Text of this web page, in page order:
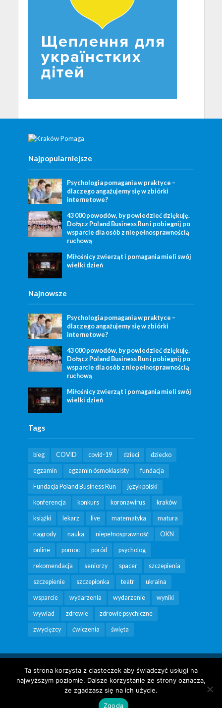
Najpopularniejsze
Psychologia pomagania w praktyce –
dlaczego angażujemy się w zbiórki
internetowe?
43 000 powodów, by powiedzieć dziękuję.
Dołącz Poland Business Run i pobiegnij po
wsparcie dla osób z niepełnosprawnością
ruchową
Miłośnicy zwierząt i pomagania mieli swój
wielki dzień
Najnowsze
Psychologia pomagania w praktyce –
dlaczego angażujemy się w zbiórki
internetowe?
43 000 powodów, by powiedzieć dziękuję.
Dołącz Poland Business Run i pobiegnij po
wsparcie dla osób z niepełnosprawnością
ruchową
Miłośnicy zwierząt i pomagania mieli swój
wielki dzień
Tags
bieg COVID covid-19 dzieci dziecko
egzamin egzamin ósmoklasisty fundacja
Fundacja Poland Business Run język polski
konferencja konkurs koronawirus kraków
książki lekarz live matematyka matura
nagrody nauka niepełnosprawność OKN
online pomoc poród psycholog
rekomendacja seniorzy spacer szczepienia
szczepienie szczepionka teatr ukraina
wsparcie wydarzenia wydarzenie wyniki
wywiad zdrowie zdrowie psychiczne
zwycięzcy ćwiczenia święta
Copyright Fundacja Poland Business Run 2026 |
kontakt@krakowpomaga.pl
DEKLARACJA
DOSTĘPNOŚCI
Ta strona korzysta z ciasteczek aby świadczyć usługi na
najwyższym poziomie. Dalsze korzystanie ze strony oznacza,
że zgadzasz się na ich użycie.
Zgoda